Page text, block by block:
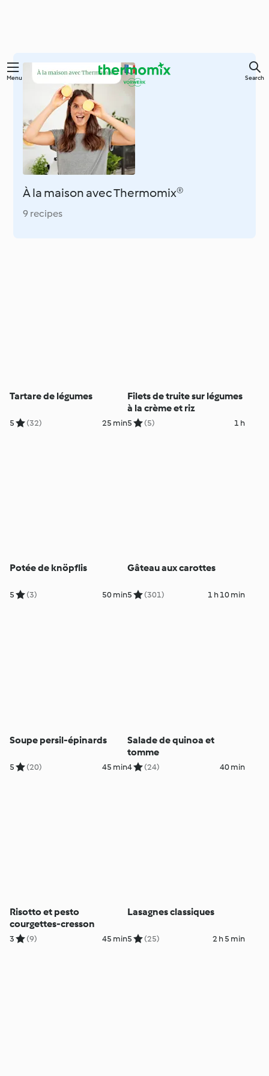
Skip
Menu Search
À la maison avec Thermomix®
9 recipes
Tartare de légumes
5 (32) 25 min
Filets de truite sur légumes
à la crème et riz
5 (5) 1 h
Potée de knöpflis
5 (3) 50 min
Gâteau aux carottes
5 (301) 1 h 10 min
Soupe persil-épinards
5 (20) 45 min
Salade de quinoa et
tomme
4 (24) 40 min
Risotto et pesto
courgettes-cresson
3 (9) 45 min
Lasagnes classiques
5 (25) 2 h 5 min